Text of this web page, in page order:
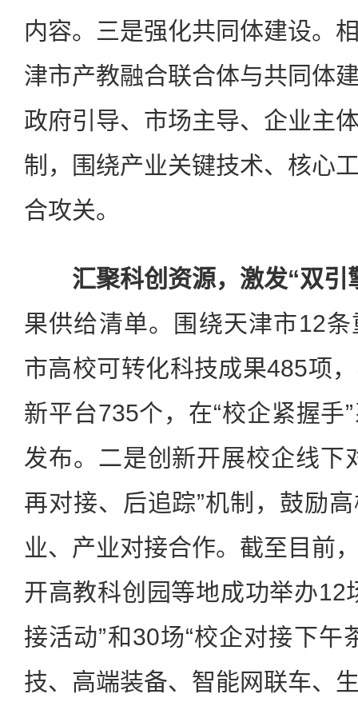
内容。三是强化共同体建设。
津市产教融合联合体与共同体
政府引导、市场主导、企业主
制，围绕产业关键技术、核心
合攻关。
汇聚科创资源，激发“双引
果供给清单。围绕天津市12
市高校可转化科技成果485项
新平台735个，在“校企紧握手
发布。二是创新开展校企线下
再对接、后追踪”机制，鼓励
业、产业对接合作。截至目前
开高教科创园等地成功举办12
接活动”和30场“校企对接下午
技、高端装备、智能网联车、